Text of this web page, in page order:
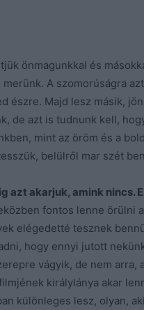
önmagunkkal és
merünk. A szomorúságra
észre. Majd lesz másik,
de azt is tudnunk kell,
mint az öröm és a
belülről mar szét
azt akarjuk, amink nincs.
fontos lenne örülni
elégedetté tesznek
hogy ennyi jutott
vágyik, de nem arra,
királylánya akar
különleges lesz, olyan,